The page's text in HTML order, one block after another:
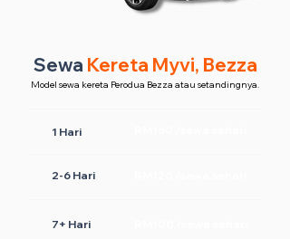
Sewa Kereta Myvi, Bezza
Model sewa kereta Perodua Bezza atau setandingnya.
1 Hari
2-6 Hari
7+ Hari